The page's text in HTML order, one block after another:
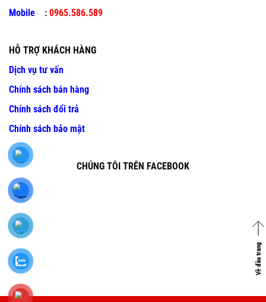
Mobile : 0965.586.589
HỖ TRỢ KHÁCH HÀNG
Dịch vụ tư vấn
Chính sách bán hàng
Chính sách đổi trả
Chính sách bảo mật
CHÚNG TÔI TRÊN FACEBOOK
Về đầu trang